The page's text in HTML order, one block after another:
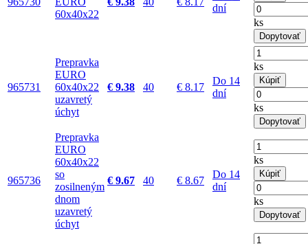
60x40x22
dní
ks
Dopytovať
965731
Prepravka
EURO
60x40x22
uzavretý
úchyt
€ 9.38 40 € 8.17
Do 14
dní
ks
Kúpiť
ks
Dopytovať
965736
Prepravka
EURO
60x40x22
so
zosilneným
dnom
uzavretý
úchyt
€ 9.67 40 € 8.67
Do 14
dní
ks
Kúpiť
ks
Dopytovať